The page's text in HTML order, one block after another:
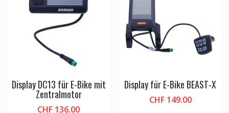
Display DC13 für E-Bike mit
Zentralmotor
CHF 136.00
Display für E-Bike BEAST-X
CHF149.00